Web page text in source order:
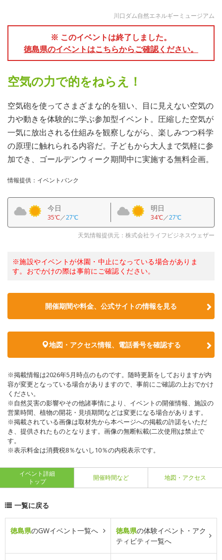
川口ダム自然エネルギーミュージアム
※ このイベントは終了しました。
徳島県のイベントはこちらからご確認ください。
空気の力で的をねらえ！
空気砲を使ってさまざまな的を狙い、目に見えない空気の
力や動きを体験的に学ぶ参加型イベント。圧縮した空気が
一気に放出される仕組みを観察しながら、楽しみつつ科学
の原理に触れられる内容だ。子どもから大人まで気軽に参
加でき、ゴールデンウィーク期間中に実施する無料企画。
情報提供：イベントバンク
今日
35℃／27℃
明日
34℃／27℃
天気情報提供元：株式会社ライフビジネスウェザー
※施設やイベントが休園・中止になっている場合がありま
す。おでかけの際は事前にご確認ください。
開催期間や料金、公式サイトの情報を見る
地図・アクセス情報、電話番号を確認する
※掲載情報は2026年5月時点のものです。随時更新をしておりますが内
容が変更となっている場合がありますので、事前にご確認の上おでかけ
ください。
※自然災害の影響やその他諸事情により、イベントの開催情報、施設の
営業時間、植物の開花・見頃期間などは変更になる場合があります。
※掲載されている画像は取材先から本ページへの掲載の許諾をいただ
き、提供されたものとなります。画像の無断転載(二次使用)は禁止で
す。
※表示料金は消費税8％ないし10％の内税表示です。
イベント詳細
トップ
開催時間など 地図・アクセス
一覧に戻る
徳島県のGWイベント一覧へ 徳島県の体験イベント・アク
ティビティ一覧へ